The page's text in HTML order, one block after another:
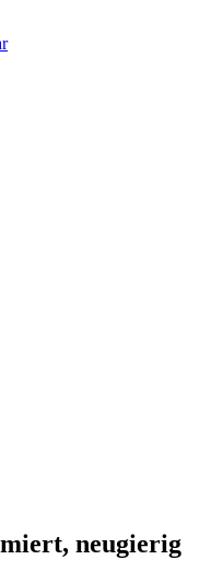
neugierig